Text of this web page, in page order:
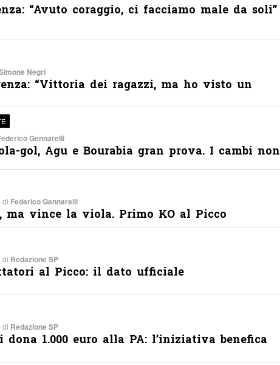
“Avuto coraggio, ci facciamo male da soli”
Negri
“Vittoria dei ragazzi, ma ho visto un
Gennarelli
gol, Agu e Bourabia gran prova. I cambi non
di Federico Gennarelli
ma vince la viola. Primo KO al Picco
di Redazione SP
al Picco: il dato ufficiale
di Redazione SP
1.000 euro alla PA: l’iniziativa benefica